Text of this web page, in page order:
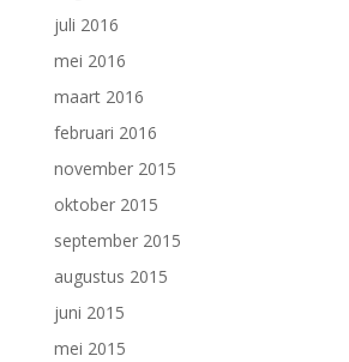
juli 2016
mei 2016
maart 2016
februari 2016
november 2015
oktober 2015
september 2015
augustus 2015
juni 2015
mei 2015